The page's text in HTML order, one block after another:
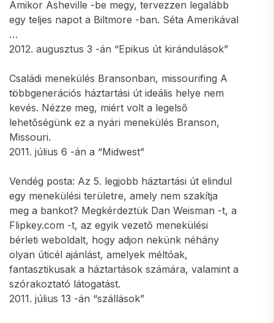
Amikor Asheville -be megy, tervezzen legalább
egy teljes napot a Biltmore -ban. Séta Amerikával
…
2012. augusztus 3 -án “Epikus út kirándulások”
Családi menekülés Bransonban, missourifing A
többgenerációs háztartási út ideális helye nem
kevés. Nézze meg, miért volt a legelső
lehetőségünk ez a nyári menekülés Branson,
Missouri.
2011. július 6 -án a “Midwest”
Vendég posta: Az 5. legjobb háztartási út elindul
egy menekülési területre, amely nem szakítja
meg a bankot? Megkérdeztük Dan Weisman -t, a
Flipkey.com -t, az egyik vezető menekülési
bérleti weboldalt, hogy adjon nekünk néhány
olyan úticél ajánlást, amelyek méltóak,
fantasztikusak a háztartások számára, valamint a
szórakoztató látogatást.
2011. július 13 -án “szállások”